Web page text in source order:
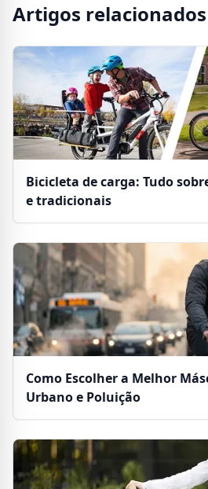
Artigos relacionados
Bicicleta de carga: Tudo
e tradicionais
Como Escolher a Melhor
Urbano e Poluição